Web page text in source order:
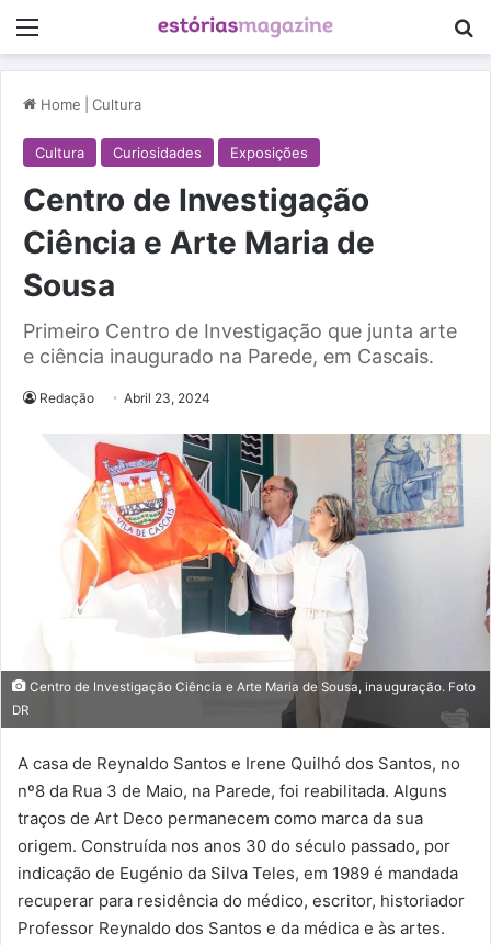
Menu
Home Cultura
Cultura Curiosidades Exposições
Centro de Investigação
Ciência e Arte Maria de
Sousa
Primeiro Centro de Investigação que junta arte
e ciência inaugurado na Parede, em Cascais.
Redação Abril 23, 2024
Centro de Investigação Ciência e Arte Maria de Sousa, inauguração. Foto
DR
A casa de Reynaldo Santos e Irene Quilhó dos Santos, no
nº8 da Rua 3 de Maio, na Parede, foi reabilitada. Alguns
traços de Art Deco permanecem como marca da sua
origem. Construída nos anos 30 do século passado, por
indicação de Eugénio da Silva Teles, em 1989 é mandada
recuperar para residência do médico, escritor, historiador
Professor Reynaldo dos Santos e da médica e às artes.